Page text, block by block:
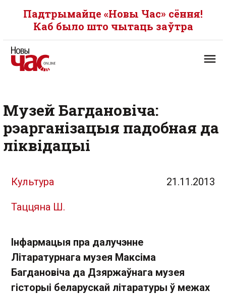
Падтрымайце «Новы Час» сёння!
Каб было што чытаць заўтра
Музей Багдановіча:
рэарганізацыя падобная да
ліквідацыі
Культура 21.11.2013
Таццяна Ш.
Інфармацыя пра далучэнне
Літаратурнага музея Максіма
Багдановіча да Дзяржаўнага музея
гісторыі беларускай літаратуры ў межах